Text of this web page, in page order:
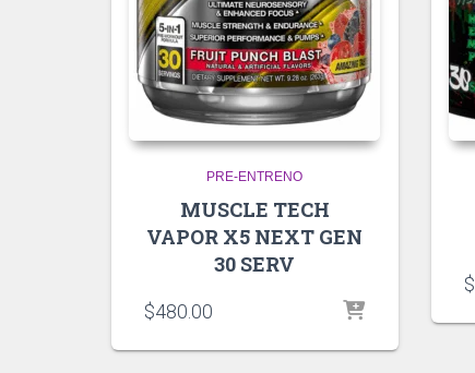
PRE-ENTRENO
MUSCLE TECH
VAPOR X5 NEXT GEN
30 SERV
$480.00
$